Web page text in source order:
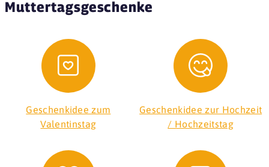
Muttertagsgeschenke
Geschenkidee zum
Valentinstag
Geschenkidee zur Hochzeit
/ Hochzeitstag